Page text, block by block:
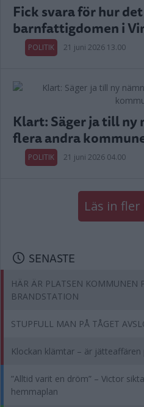
Fick svara för hur
barnfattigdomen i
POLITIK 21 juni 2026 13.00
Klart: Säger ja till ny
flera andra
POLITIK 21 juni 2026 04.00
Läs in
SENASTE
HÄR ÄR PLATSEN KOMMUNEN
BRANDSTATION
STUPFULL MAN PÅ TÅGET
Klockan klämtar – är jätteaffären
”Alltid varit en dröm” – Victor
hemmaplan